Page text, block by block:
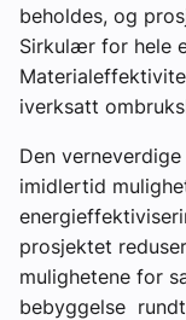
beholdes, og
Sirkulær for hele
iverksatt
Den
imidlertid
prosjektet
mulighetene for
bebyggelse